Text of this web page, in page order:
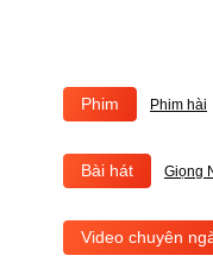
Phim Phim hài
Bài hát Giọng
Video chuyên